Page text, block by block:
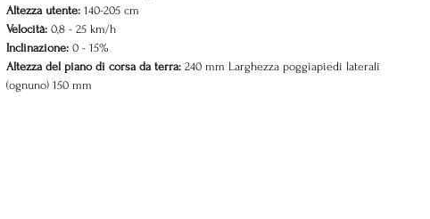
Altezza utente: 140-205 cm
Velocità: 0,8 - 25 km/h
Inclinazione: 0 - 15%
Altezza del piano di corsa da terra: 240 mm Larghezza poggiapiedi laterali
(ognuno) 150 mm